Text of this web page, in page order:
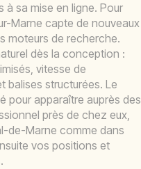
à sa mise en ligne. Pour
Marne capte de nouveaux
moteurs de recherche.
dès la conception :
vitesse de
balises structurées. Le
pour apparaître auprès des
près de chez eux,
de-Marne comme dans
vos positions et